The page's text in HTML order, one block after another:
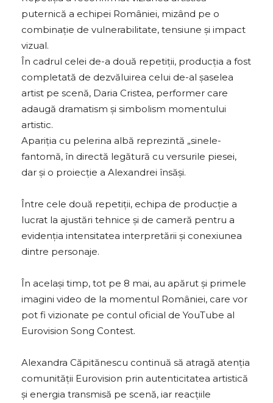
puternică a echipei României, mizând pe o
combinație de vulnerabilitate, tensiune și impact
vizual.
În cadrul celei de-a două repetiții, producția a fost
completată de dezvăluirea celui de-al șaselea
artist pe scenă, Daria Cristea, performer care
adaugă dramatism și simbolism momentului
artistic.
Apariția cu pelerina albă reprezintă „sinele-
fantomă, în directă legătură cu versurile piesei,
dar și o proiecție a Alexandrei însăși.
Între cele două repetiții, echipa de producție a
lucrat la ajustări tehnice și de cameră pentru a
evidenția intensitatea interpretării și conexiunea
dintre personaje.
În același timp, tot pe 8 mai, au apărut și primele
imagini video de la momentul României, care vor
pot fi vizionate pe contul oficial de YouTube al
Eurovision Song Contest.
Alexandra Căpitănescu continuă să atragă atenția
comunității Eurovision prin autenticitatea artistică
și energia transmisă pe scenă, iar reacțiile